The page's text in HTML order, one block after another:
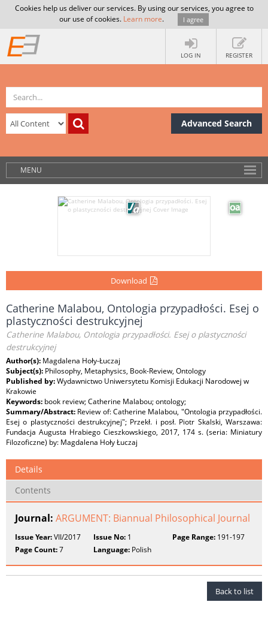
Cookies help us deliver our services. By using our services, you agree to
our use of cookies. Learn more. I agree
LOG IN REGISTER
Advanced Search
MENU
Download
Catherine Malabou, Ontologia przypadłości. Esej o
plastyczności destrukcyjnej
Catherine Malabou, Ontologia przypadłości. Esej o plastyczności
destrukcyjnej
Author(s): Magdalena Hoły-Łuczaj
Subject(s): Philosophy, Metaphysics, Book-Review, Ontology
Published by:Wydawnictwo Uniwersytetu Komisji Edukacji Narodowej w
Krakowie
Keywords: book review; Catherine Malabou; ontology;
Summary/Abstract: Review of: Catherine Malabou, "Ontologia przypadłości.
Esej o plastyczności destrukcyjnej"; Przekł. i posł. Piotr Skalski, Warszawa:
Fundacja Augusta Hrabiego Cieszkowskiego, 2017, 174 s. (seria: Miniatury
Filozoficzne) by: Magdalena Hoły Łuczaj
Details
Contents
Journal: ARGUMENT: Biannual Philosophical Journal
Issue Year:VII/2017 Issue No: 1 Page Range:191-197
Page Count:7 Language: Polish
Back to list